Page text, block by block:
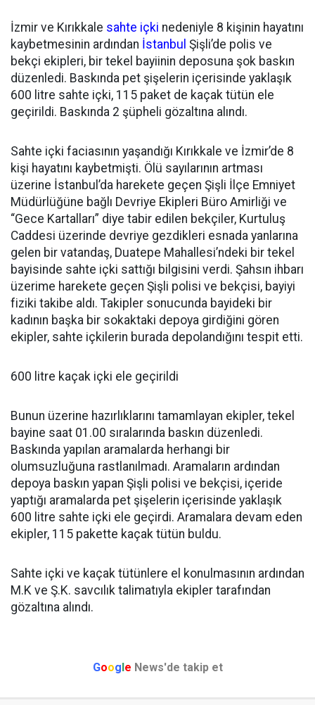
İzmir ve Kırıkkale sahte içki nedeniyle 8 kişinin hayatını
kaybetmesinin ardından İstanbul Şişli’de polis ve
bekçi ekipleri, bir tekel bayiinin deposuna şok baskın
düzenledi. Baskında pet şişelerin içerisinde yaklaşık
600 litre sahte içki, 115 paket de kaçak tütün ele
geçirildi. Baskında 2 şüpheli gözaltına alındı.
Sahte içki faciasının yaşandığı Kırıkkale ve İzmir’de 8
kişi hayatını kaybetmişti. Ölü sayılarının artması
üzerine İstanbul’da harekete geçen Şişli İlçe Emniyet
Müdürlüğüne bağlı Devriye Ekipleri Büro Amirliği ve
“Gece Kartalları” diye tabir edilen bekçiler, Kurtuluş
Caddesi üzerinde devriye gezdikleri esnada yanlarına
gelen bir vatandaş, Duatepe Mahallesi’ndeki bir tekel
bayisinde sahte içki sattığı bilgisini verdi. Şahsın ihbarı
üzerime harekete geçen Şişli polisi ve bekçisi, bayiyi
fiziki takibe aldı. Takipler sonucunda bayideki bir
kadının başka bir sokaktaki depoya girdiğini gören
ekipler, sahte içkilerin burada depolandığını tespit etti.
600 litre kaçak içki ele geçirildi
Bunun üzerine hazırlıklarını tamamlayan ekipler, tekel
bayine saat 01.00 sıralarında baskın düzenledi.
Baskında yapılan aramalarda herhangi bir
olumsuzluğuna rastlanılmadı. Aramaların ardından
depoya baskın yapan Şişli polisi ve bekçisi, içeride
yaptığı aramalarda pet şişelerin içerisinde yaklaşık
600 litre sahte içki ele geçirdi. Aramalara devam eden
ekipler, 115 pakette kaçak tütün buldu.
Sahte içki ve kaçak tütünlere el konulmasının ardından
M.K ve Ş.K. savcılık talimatıyla ekipler tarafından
gözaltına alındı.
Google News'de takip et